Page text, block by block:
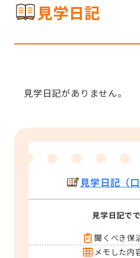
見学日記
見学日記がありません。
見学日記（
見学日記で
聞くべき保
メモした内